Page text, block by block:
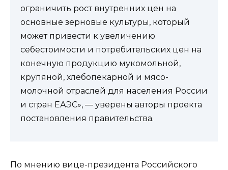
ограничить рост внутренних цен на
основные зерновые культуры, который
может привести к увеличению
себестоимости и потребительских цен на
конечную продукцию мукомольной,
крупяной, хлебопекарной и мясо-
молочной отраслей для населения России
и стран ЕАЭС», — уверены авторы проекта
постановления правительства.
По мнению вице-президента Российского